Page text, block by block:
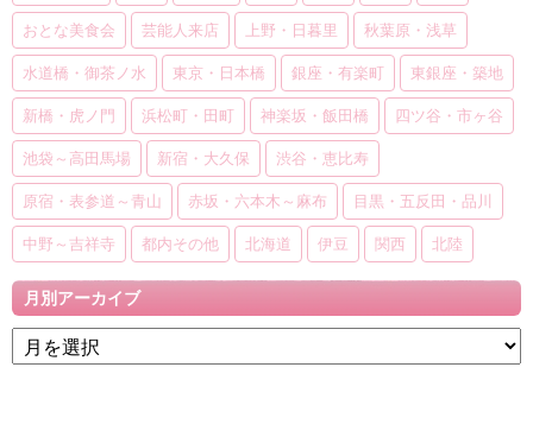
おとな美食会 芸能人来店 上野・日暮里 秋葉原・浅草
水道橋・御茶ノ水 東京・日本橋 銀座・有楽町 東銀座・築地
新橋・虎ノ門 浜松町・田町 神楽坂・飯田橋 四ツ谷・市ヶ谷
池袋～高田馬場 新宿・大久保 渋谷・恵比寿
原宿・表参道～青山 赤坂・六本木～麻布 目黒・五反田・品川
中野～吉祥寺 都内その他 北海道 伊豆 関西 北陸
月別アーカイブ